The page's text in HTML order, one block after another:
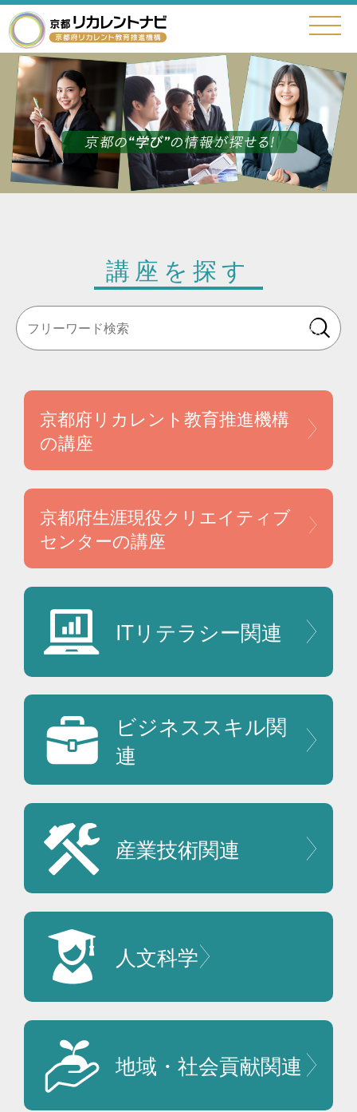
講座を探す
京都府リカレント教育推進機構
の講座
京都府生涯現役クリエイティブ
センターの講座
ITリテラシー関連
ビジネススキル関
連
産業技術関連
人文科学
地域・社会貢献関連